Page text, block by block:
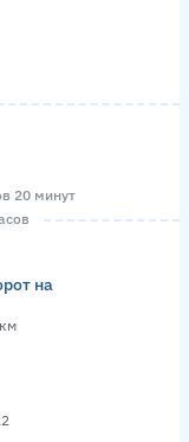
20 минут
на